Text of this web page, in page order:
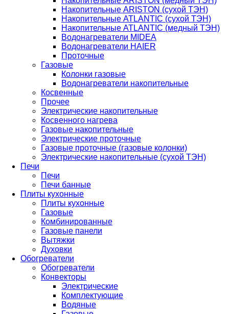
Накопительные ARISTON (сухой ТЭН)
Накопительные ATLANTIC (сухой ТЭН)
Накопительные ATLANTIC (медный ТЭН)
Водонагреватели MIDEA
Водонагреватели HAIER
Проточные
Газовые
Колонки газовые
Водонагреватели накопительные
Косвенные
Прочее
Электрические накопительные
Косвенного нагрева
Газовые накопительные
Электрические проточные
Газовые проточные (газовые колонки)
Электрические накопительные (сухой ТЭН)
Печи
Печи
Печи банные
Плиты кухонные
Плиты кухонные
Газовые
Комбинированные
Газовые панели
Вытяжки
Духовки
Обогреватели
Обогреватели
Конвекторы
Электрические
Комплектующие
Водяные